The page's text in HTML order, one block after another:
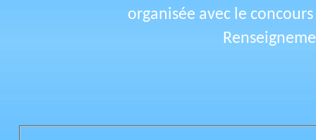
organisée avec le